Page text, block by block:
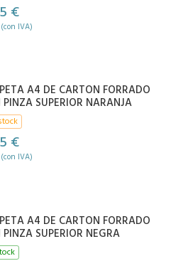
€
IVA)
A4 DE CARTON FORRADO
PINZA SUPERIOR NARANJA
€
IVA)
A4 DE CARTON FORRADO
PINZA SUPERIOR NEGRA